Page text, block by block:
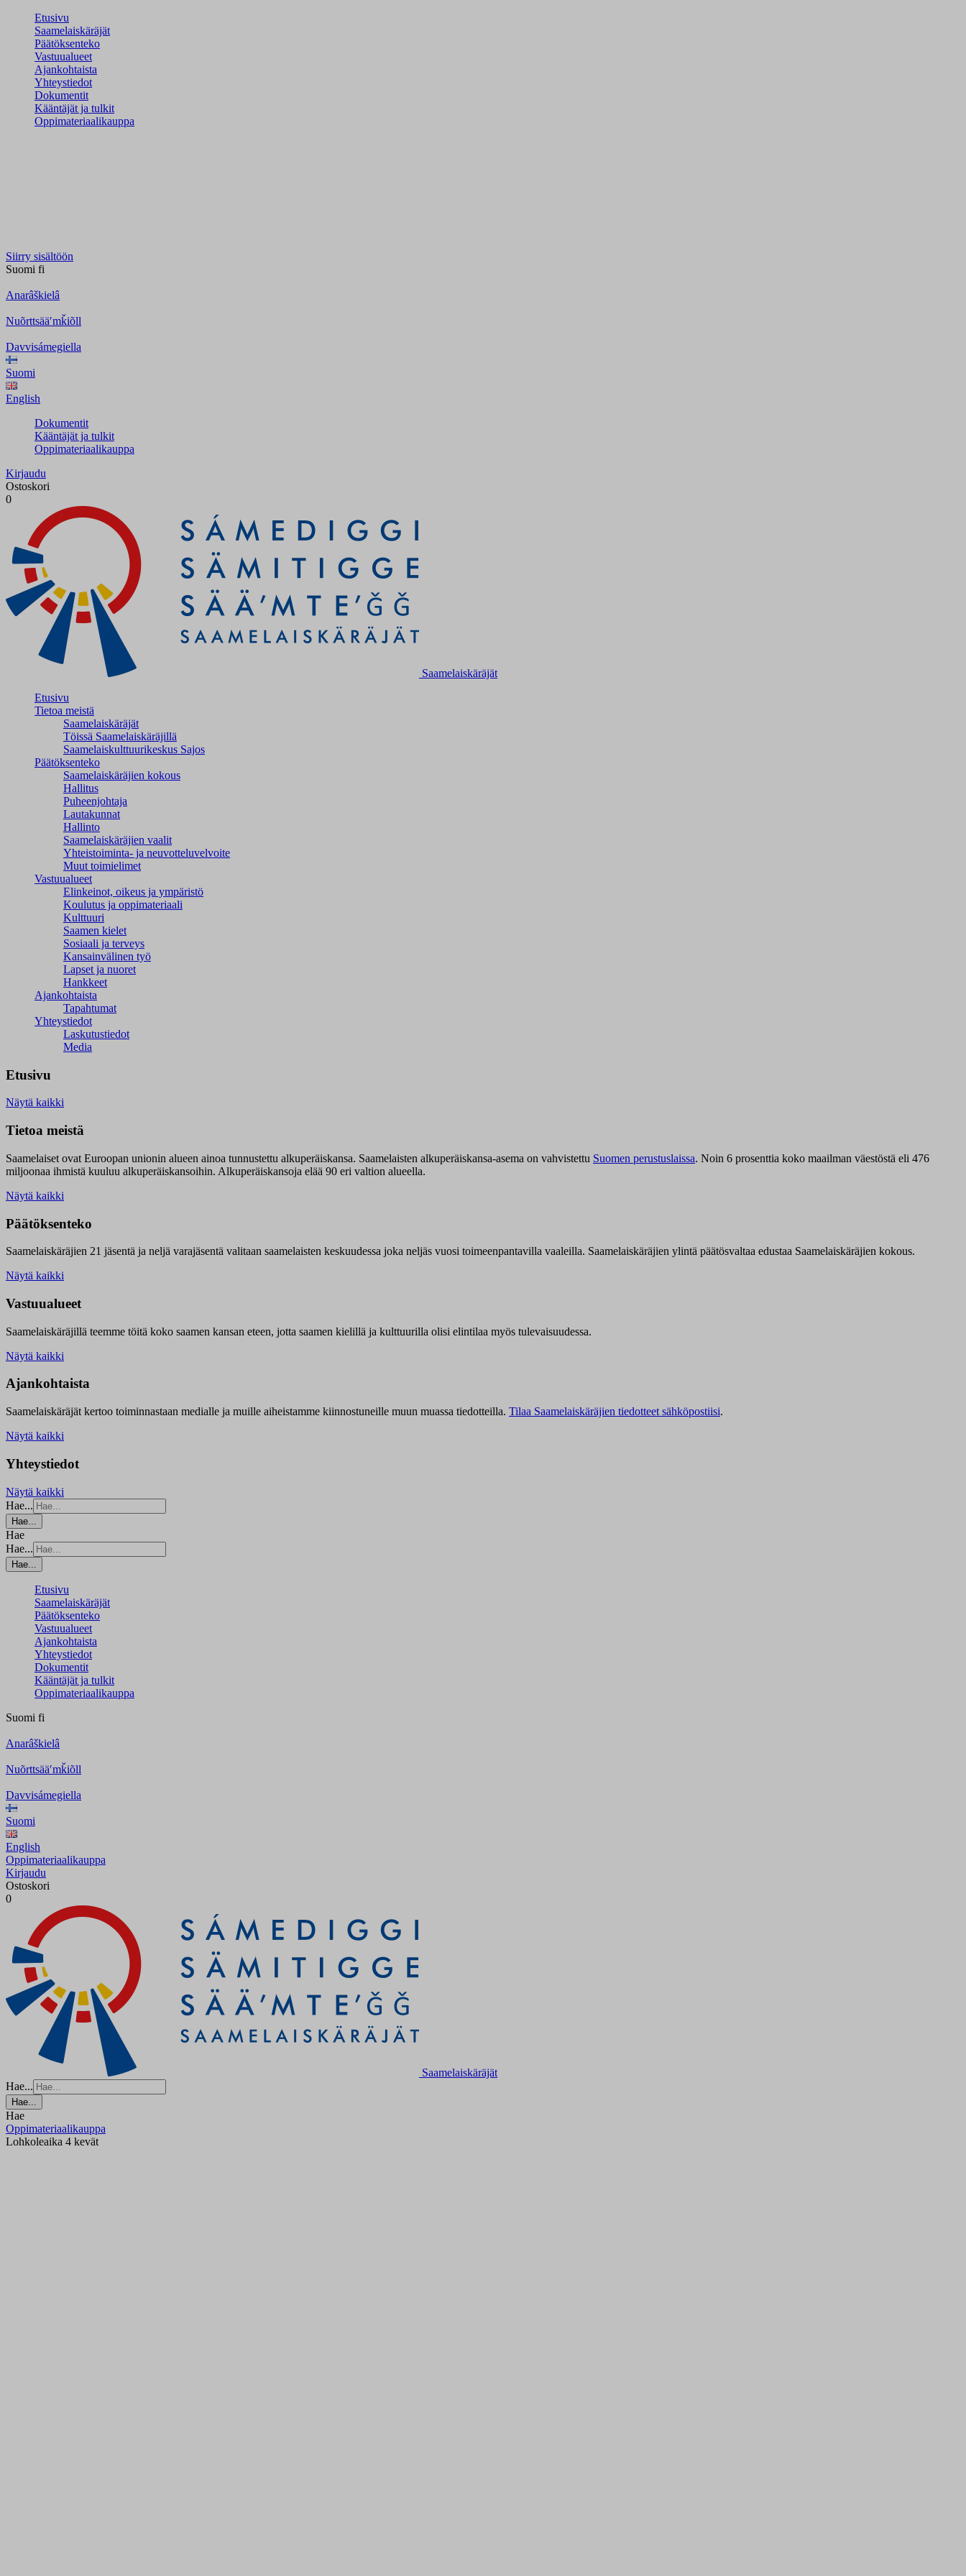
Etusivu
Saamelaiskäräjät
Päätöksenteko
Vastuualueet
Ajankohtaista
Yhteystiedot
Dokumentit
Kääntäjät ja tulkit
Oppimateriaalikauppa
Siirry sisältöön
Suomi fi
Anarâškielâ
Nuõrttsääʹmǩiõll
Davvisámegiella
Suomi
English
Dokumentit
Kääntäjät ja tulkit
Oppimateriaalikauppa
Kirjaudu
Ostoskori
0
Saamelaiskäräjät
Etusivu
Tietoa meistä
Saamelaiskäräjät
Töissä Saamelaiskäräjillä
Saamelaiskulttuuri­keskus Sajos
Päätöksenteko
Saamelaiskäräjien kokous
Hallitus
Puheenjohtaja
Lautakunnat
Hallinto
Saamelaiskäräjien vaalit
Yhteistoiminta- ja neuvotteluvelvoite
Muut toimielimet
Vastuualueet
Elinkeinot, oikeus ja ympäristö
Koulutus ja oppimateriaali
Kulttuuri
Saamen kielet
Sosiaali ja terveys
Kansainvälinen työ
Lapset ja nuoret
Hankkeet
Ajankohtaista
Tapahtumat
Yhteystiedot
Laskutustiedot
Media
Etusivu
Näytä kaikki
Tietoa meistä
Saamelaiset ovat Euroopan unionin alueen ainoa tunnustettu alkuperäiskansa. Saamelaisten alkuperäiskansa-asema on vahvistettu Suomen perustuslaissa. Noin 6 prosenttia koko maailman väestöstä eli 476
miljoonaa ihmistä kuuluu alkuperäiskansoihin. Alkuperäiskansoja elää 90 eri valtion alueella.
Näytä kaikki
Päätöksenteko
Saamelaiskäräjien 21 jäsentä ja neljä varajäsentä valitaan saamelaisten keskuudessa joka neljäs vuosi toimeenpantavilla vaaleilla. Saamelaiskäräjien ylintä päätösvaltaa edustaa Saamelaiskäräjien kokous.
Näytä kaikki
Vastuualueet
Saamelaiskäräjillä teemme töitä koko saamen kansan eteen, jotta saamen kielillä ja kulttuurilla olisi elintilaa myös tulevaisuudessa.
Näytä kaikki
Ajankohtaista
Saamelaiskäräjät kertoo toiminnastaan medialle ja muille aiheistamme kiinnostuneille muun muassa tiedotteilla. Tilaa Saamelaiskäräjien tiedotteet sähköpostiisi.
Näytä kaikki
Yhteystiedot
Näytä kaikki
Hae...
Hae...
Hae
Hae...
Hae...
Etusivu
Saamelaiskäräjät
Päätöksenteko
Vastuualueet
Ajankohtaista
Yhteystiedot
Dokumentit
Kääntäjät ja tulkit
Oppimateriaalikauppa
Suomi fi
Anarâškielâ
Nuõrttsääʹmǩiõll
Davvisámegiella
Suomi
English
Oppimateriaalikauppa
Kirjaudu
Ostoskori
0
Saamelaiskäräjät
Hae...
Hae...
Hae
Oppimateriaalikauppa
Lohkoleaika 4 kevät